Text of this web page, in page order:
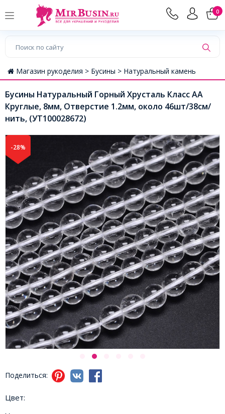
0
Магазин рукоделия > Бусины > Натуральный камень
Бусины Натуральный Горный Хрусталь Класс АА
Круглые, 8мм, Отверстие 1.2мм, около 46шт/38см/
нить, (УТ100028672)
-28%
Поделиться:
Цвет: